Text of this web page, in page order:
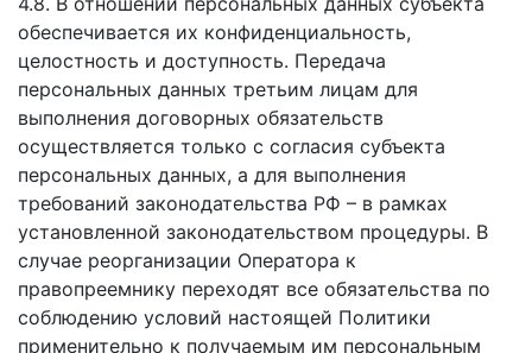
обеспечивается их конфиденциальность,
целостность и доступность. Передача
персональных данных третьим лицам для
выполнения договорных обязательств
осуществляется только с согласия субъекта
персональных данных, а для выполнения
требований законодательства РФ – в рамках
установленной законодательством процедуры. В
случае реорганизации Оператора к
правопреемнику переходят все обязательства по
соблюдению условий настоящей Политики
применительно к получаемым им персональным